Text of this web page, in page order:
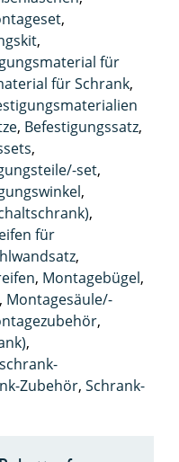
,
,
für
für Schrank,
, Befestigungssatz,
,
set,
,
,
für
,
, Montagebügel,
, Montagesäule/-
,
,
Zubehör, Schrank-